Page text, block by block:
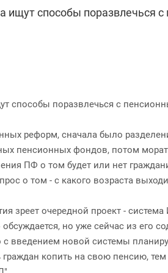
ищут способы поразвлечься
способы поразвлечься с
реформ, сначала было
пенсионных фондов, потом
ПФ о том будет или нет
о том - с какого возраста
зреет очередной проект -
но уже сейчас из его
введением новой системы
копить на свою пенсию,